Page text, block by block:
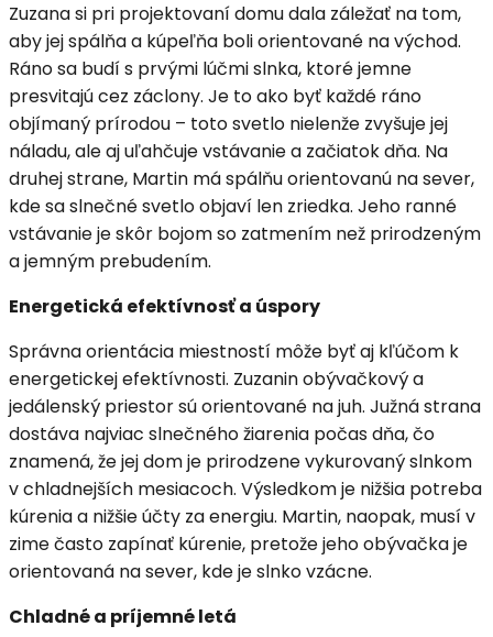
Zuzana si pri projektovaní domu dala záležať na tom,
aby jej spálňa a kúpeľňa boli orientované na východ.
Ráno sa budí s prvými lúčmi slnka, ktoré jemne
presvitajú cez záclony. Je to ako byť každé ráno
objímaný prírodou – toto svetlo nielenže zvyšuje jej
náladu, ale aj uľahčuje vstávanie a začiatok dňa. Na
druhej strane, Martin má spálňu orientovanú na sever,
kde sa slnečné svetlo objaví len zriedka. Jeho ranné
vstávanie je skôr bojom so zatmením než prirodzeným
a jemným prebudením.
Energetická efektívnosť a úspory
Správna orientácia miestností môže byť aj kľúčom k
energetickej efektívnosti. Zuzanin obývačkový a
jedálenský priestor sú orientované na juh. Južná strana
dostáva najviac slnečného žiarenia počas dňa, čo
znamená, že jej dom je prirodzene vykurovaný slnkom
v chladnejších mesiacoch. Výsledkom je nižšia potreba
kúrenia a nižšie účty za energiu. Martin, naopak, musí v
zime často zapínať kúrenie, pretože jeho obývačka je
orientovaná na sever, kde je slnko vzácne.
Chladné a príjemné letá